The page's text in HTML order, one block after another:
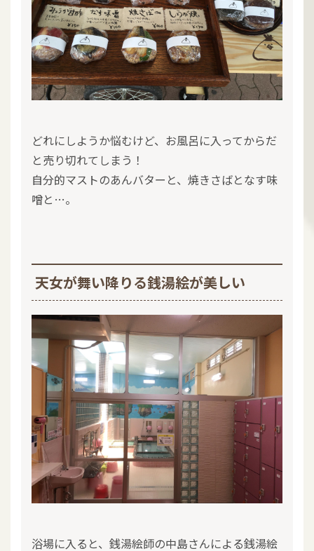
どれにしようか悩むけど、お風呂に入ってからだ
と売り切れてしまう！
自分的マストのあんバターと、焼きさばとなす味
噌と…。
天女が舞い降りる銭湯絵が美しい
浴場に入ると、銭湯絵師の中島さんによる銭湯絵